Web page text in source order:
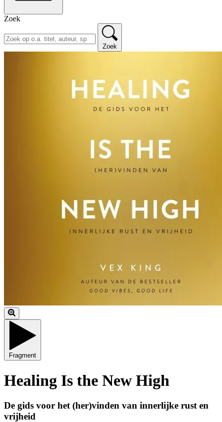
Zoek
Zoek
Fragment
Healing Is the New High
De gids voor het (her)vinden van innerlijke rust en
vrijheid